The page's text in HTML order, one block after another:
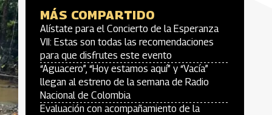
MÁS COMPARTIDO
Alístate para el Concierto de la Esperanza
VII: Estas son todas las recomendaciones
para que disfrutes este evento
“Aguacero”, “Hoy estamos aquí” y “Vacía”
llegan al estreno de la semana de Radio
Nacional de Colombia
Evaluación con acompañamiento de la